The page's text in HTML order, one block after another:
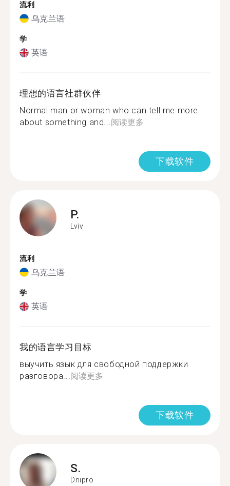
流利
乌克兰语
学
英语
理想的语言社群伙伴
Normal man or woman who can tell me more
about something and...阅读更多
下载软件
P.
Lviv
流利
乌克兰语
学
英语
我的语言学习目标
выучить язык для свободной поддержки
разговора...阅读更多
下载软件
S.
Dnipro